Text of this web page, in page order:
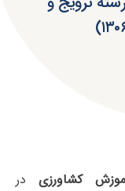
کشاورزی در